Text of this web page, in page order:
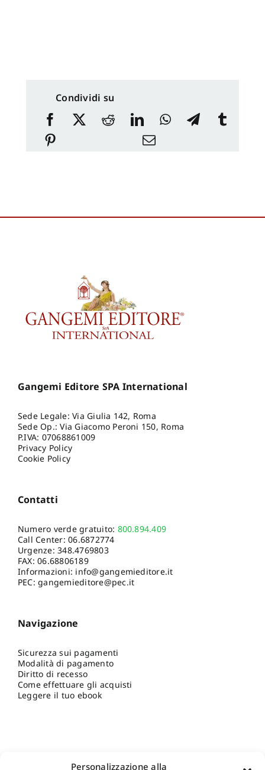
Personalizzazione alla
Condividi su
Gangemi Editore SPA International
Sede Legale: Via Giulia 142, Roma
Sede Op.: Via Giacomo Peroni 150, Roma
P.IVA: 07068861009
Privacy Policy
Cookie Policy
Contatti
Numero verde gratuito: 800.894.409
Call Center:06.6872774
Urgenze:348.4769803
FAX: 06.68806189
Informazioni: info@gangemieditore.it
PEC: gangemieditore@pec.it
Navigazione
Sicurezza sui pagamenti
Modalità di pagamento
Diritto di recesso
Come effettuare gli acquisti
Leggere il tuo ebook